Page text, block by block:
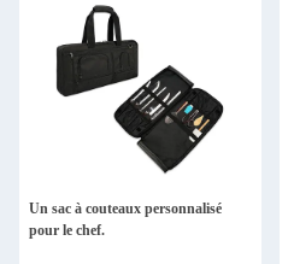
Un sac à couteaux personnalisé
pour le chef.